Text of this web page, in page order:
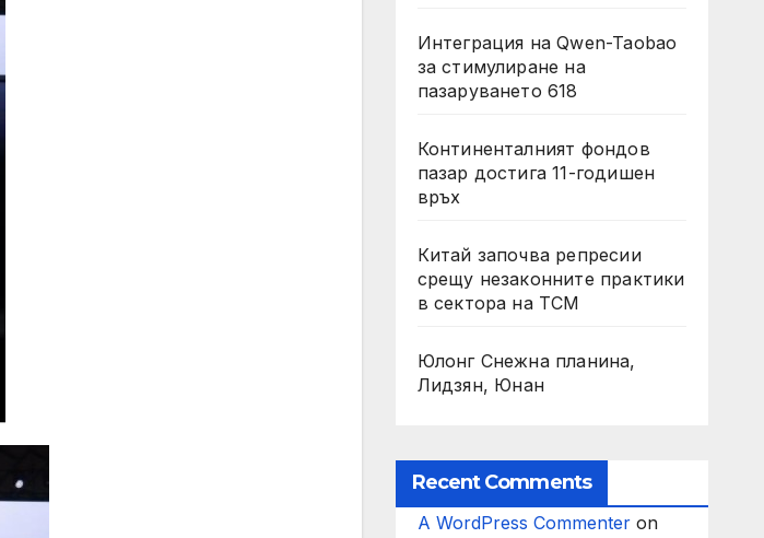
Интеграция на Qwen-Taobao
за стимулиране на
пазаруването 618
Континенталният фондов
пазар достига 11-годишен
връх
Китай започва репресии
срещу незаконните практики
в сектора на TCM
Юлонг Снежна планина,
Лидзян, Юнан
Recent Comments
A WordPress Commenteron